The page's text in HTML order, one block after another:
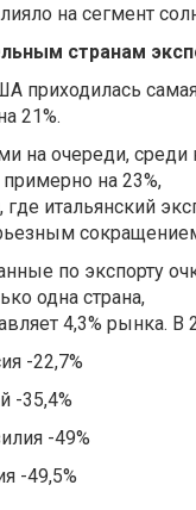
на сегмент
странам
приходилась
21%.
на очереди, среди
примерно на 23%,
где итальянский
по экспорту
одна страна,
4,3% рынка. В
-22,7%
-35,4%
-49%
-49,5%